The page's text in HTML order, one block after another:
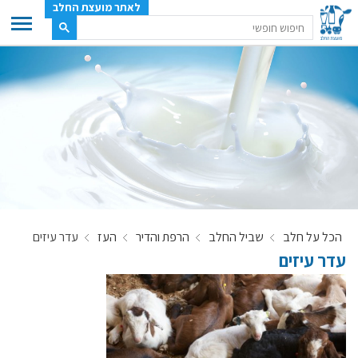
ענף החלב
מועצת החלב
משק החלב
תעשיית החלב
רשימת המחלבות
לאתר יצרני החלב
מחלקות המועצה, עיקרי עיסוקן
מפת הרפתות, הדירים והמחלבות
רשימת טלפונים – מועצת החלב
לאתר מועצת החלב
הכל על חלב שביל החלב הרפת והדיר העז עדר עיזים
עדר עיזים